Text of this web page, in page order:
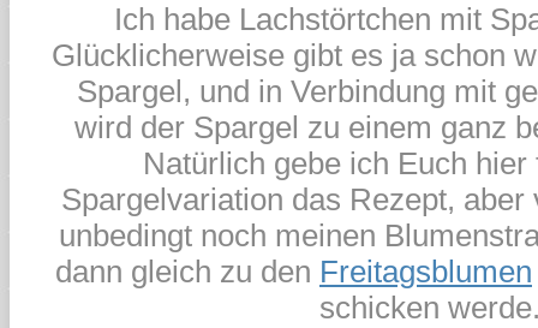
Ich habe Lachstörtchen mit
Glücklicherweise gibt es ja schon
Spargel, und in Verbindung mit
wird der Spargel zu einem ganz
Natürlich gebe ich Euch
Spargelvariation das Rezept,
unbedingt noch meinen
dann gleich zu den Freitagsblumen
schicken